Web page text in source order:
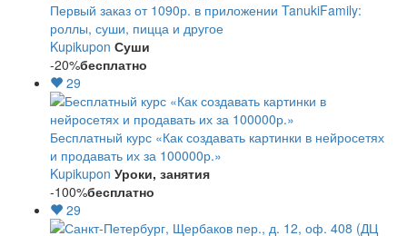
Первый заказ от 1090р. в приложении TanukiFamily:
роллы, суши, пицца и другое
Kupikupon Суши
-20%бесплатно
29
Бесплатный курс «Как создавать картинки в нейросетях
и продавать их за 100000р.»
Kupikupon Уроки, занятия
-100%бесплатно
29